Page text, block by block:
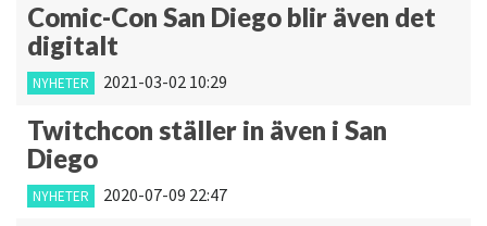
Comic-Con San Diego blir även det
digitalt
NYHETER 2021-03-02 10:29
Twitchcon ställer in även i San
Diego
NYHETER 2020-07-09 22:47